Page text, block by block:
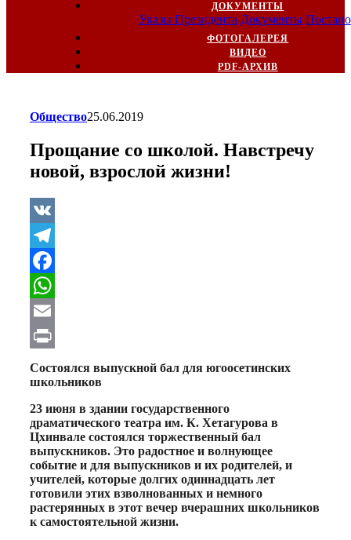
ДОКУМЕНТЫ
Указы Президента Документы
ФОТОГАЛЕРЕЯ
ВИДЕО
PDF-АРХИВ
Общество25.06.2019
Прощание со школой. Навстречу
новой, взрослой жизни!
VK
Telegram
Facebook
WhatsApp
Email
Print
Состоялся выпускной бал для югоосетинских
школьников
23 июня в здании государственного
драматического театра им. К. Хетагурова в
Цхинвале состоялся торжественный бал
выпускников. Это радостное и волнующее
событие и для выпускников и их родителей, и
учителей, которые долгих одиннадцать лет
готовили этих взволнованных и немного
растерянных в этот вечер вчерашних школьников
к самостоятельной жизни.